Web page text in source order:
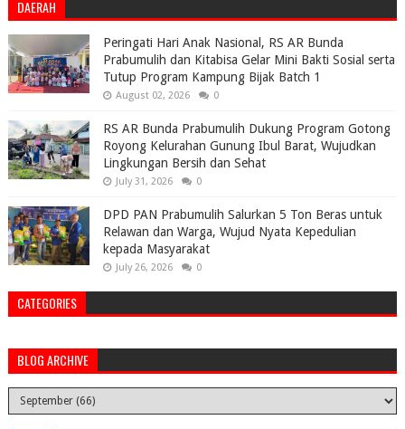
DAERAH
Peringati Hari Anak Nasional, RS AR Bunda
Prabumulih dan Kitabisa Gelar Mini Bakti Sosial serta
Tutup Program Kampung Bijak Batch 1
August 02, 2026 0
RS AR Bunda Prabumulih Dukung Program Gotong
Royong Kelurahan Gunung Ibul Barat, Wujudkan
Lingkungan Bersih dan Sehat
July 31, 2026 0
DPD PAN Prabumulih Salurkan 5 Ton Beras untuk
Relawan dan Warga, Wujud Nyata Kepedulian
kepada Masyarakat
July 26, 2026 0
CATEGORIES
BLOG ARCHIVE